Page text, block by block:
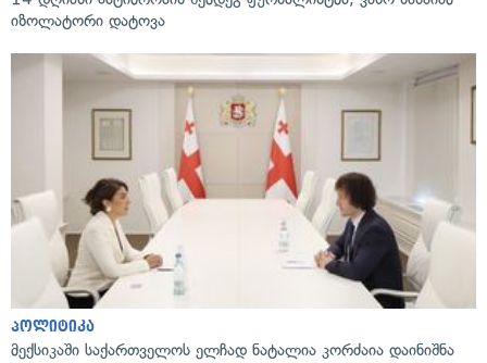
იზოლატორი დატოვა
პოლიტიკა
მექსიკაში საქართველოს ელჩად ნატალია კორძაია დაინიშნა